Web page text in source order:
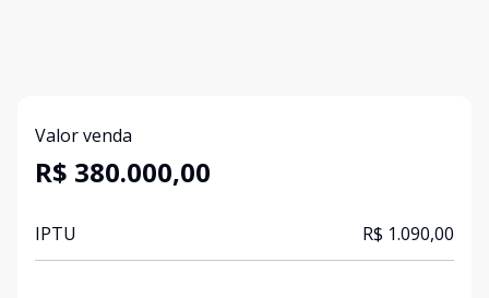
Valor venda
R$ 380.000,00
IPTU R$ 1.090,00